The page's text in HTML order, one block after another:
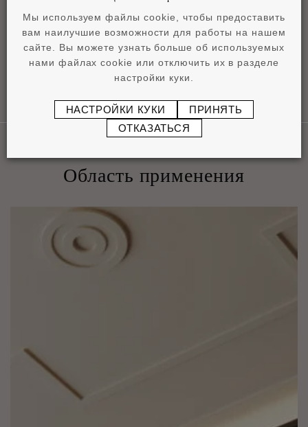
Product overview
pdf 4,2 MB
Область применения
Мы используем файлы cookie, чтобы предоставить
вам наилучшие возможности для работы на нашем
сайте. Вы можете узнать больше об используемых
нами файлах cookie или отключить их в разделе
настройки куки.
НАСТРОЙКИ КУКИ
ПРИНЯТЬ
ОТКАЗАТЬСЯ